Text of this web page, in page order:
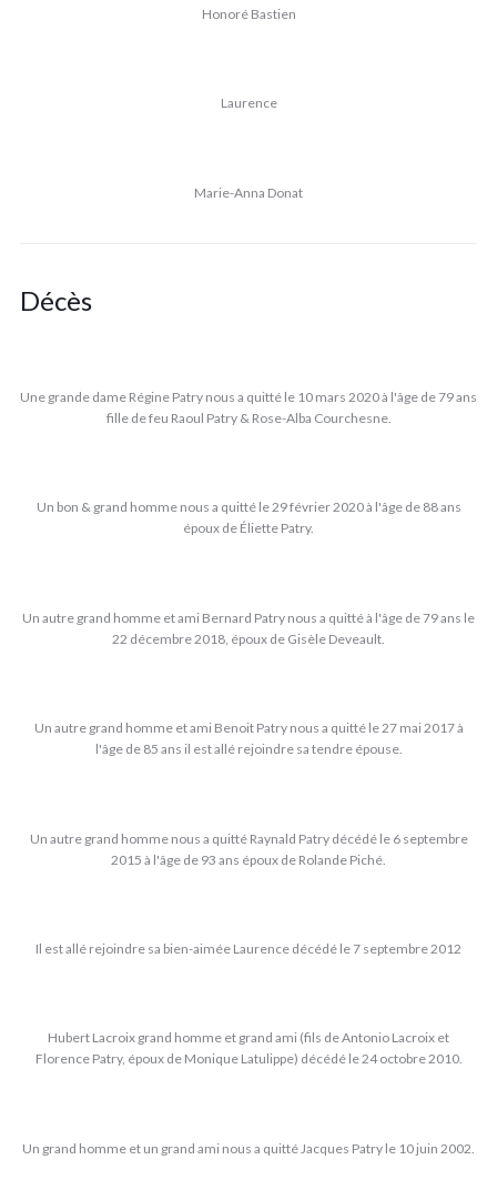
Honoré Bastien
Laurence
Marie-Anna Donat
Décès
Une grande dame Régine Patry nous a quitté le 10 mars 2020 à l'âge de 79 ans
fille de feu Raoul Patry & Rose-Alba Courchesne.
Un bon & grand homme nous a quitté le 29 février 2020 à l'âge de 88 ans
époux de Éliette Patry.
Un autre grand homme et ami Bernard Patry nous a quitté à l'âge de 79 ans le
22 décembre 2018, époux de Gisèle Deveault.
Un autre grand homme et ami Benoit Patry nous a quitté le 27 mai 2017 à
l'âge de 85 ans il est allé rejoindre sa tendre épouse.
Un autre grand homme nous a quitté Raynald Patry décédé le 6 septembre
2015 à l'âge de 93 ans époux de Rolande Piché.
Il est allé rejoindre sa bien-aimée Laurence décédé le 7 septembre 2012
Hubert Lacroix grand homme et grand ami (fils de Antonio Lacroix et
Florence Patry, époux de Monique Latulippe) décédé le 24 octobre 2010.
Un grand homme et un grand ami nous a quitté Jacques Patry le 10 juin 2002.